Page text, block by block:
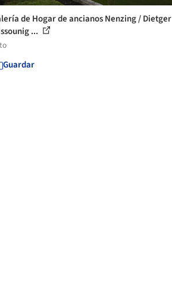
de Hogar de ancianos Nenzing / Dietger
...
Guardar